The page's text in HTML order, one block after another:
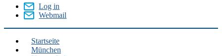
User
Menu
Log in
Webmail
München
Startseite
München